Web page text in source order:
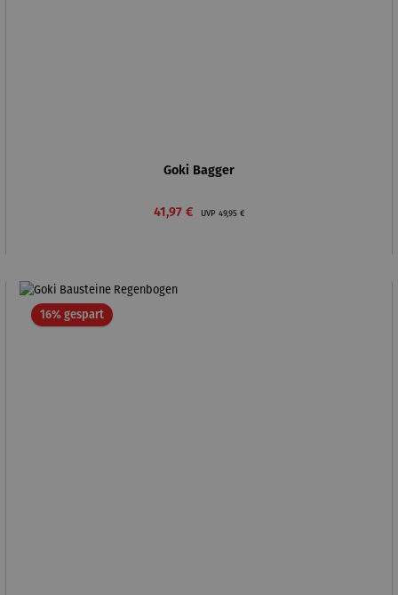
Goki Bagger
Verkaufspreis:
41,97 € UVP Regulärer Preis:
49,95 €
16% gespartRabatt